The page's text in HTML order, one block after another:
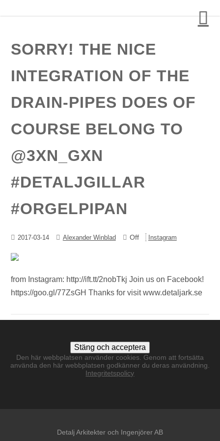
SORRY! THE NICE
INTEGRATION OF THE
DRAIN-PIPES DOES OF
COURSE BELONG TO
@3XN_GXN
#DETALJGILLAR
#ORGELPIPAN
2017-03-14 Alexander Winblad Off Instagram
from Instagram: http://ift.tt/2nobTkj Join us on Facebook!
https://goo.gl/77ZsGH Thanks for visit www.detaljark.se
Den här webbplatsen använder cookies. Genom att fortsätta
använda den här webbplatsen godkänner du deras användning.
Integritetspolicy
Detalj Arkitekter och Ingenjörer AB